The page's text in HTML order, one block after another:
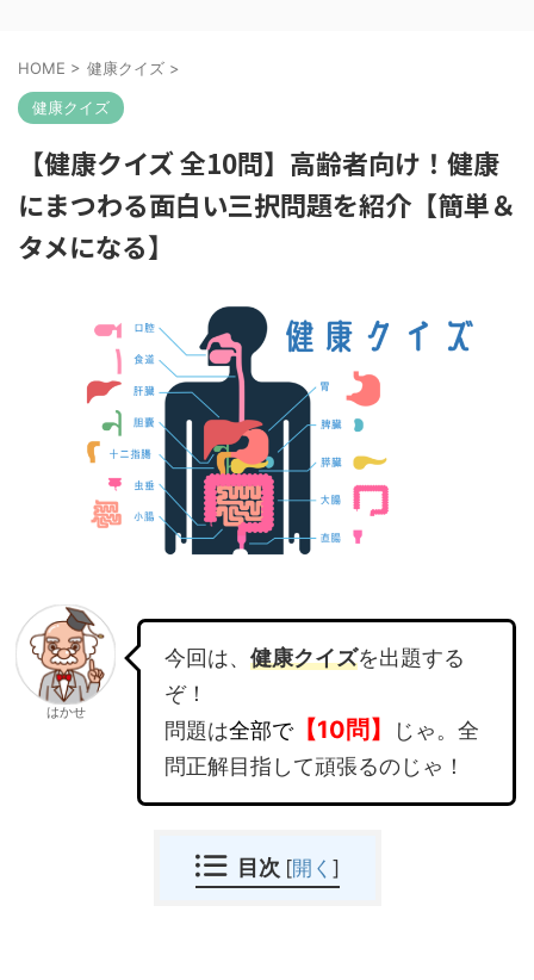
HOME > 健康クイズ >
健康クイズ
【健康クイズ 全10問】高齢者向け！健康
にまつわる面白い三択問題を紹介【簡単＆
タメになる】
はかせ
今回は、 健康クイズを出題する
ぞ！
問題は全部で【10問】
じゃ。全
問正解目指して頑張るのじゃ！
目次 [開く ]